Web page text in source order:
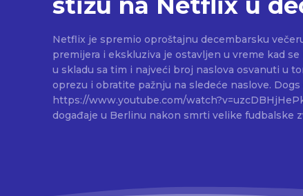
Netflix je spremio oproštajnu decembarsku
premijera i ekskluziva je ostavljen u vreme kad se
u skladu sa tim i najveći broj naslova osvanuti u
oprezu i obratite pažnju na sledeće naslove.
https://www.youtube.com/watch?v=uzcDBHjHePk Nemačka serija
događaje u Berlinu nakon smrti velike fudbalske